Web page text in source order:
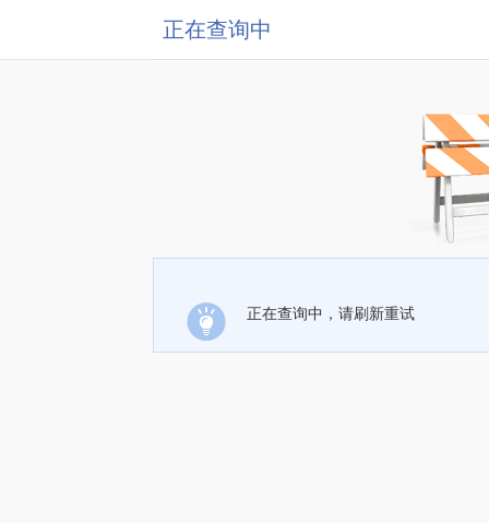
正在查询中
正在查询中，请刷新重试